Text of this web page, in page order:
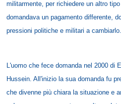
militarmente, per richiedere un altro
domandava un pagamento differente,
pressioni politiche e militari a cambiarlo.
L'uomo che fece domanda nel 2000 di
Hussein. All'inizio la sua domanda fu
che divenne più chiara la situazione e